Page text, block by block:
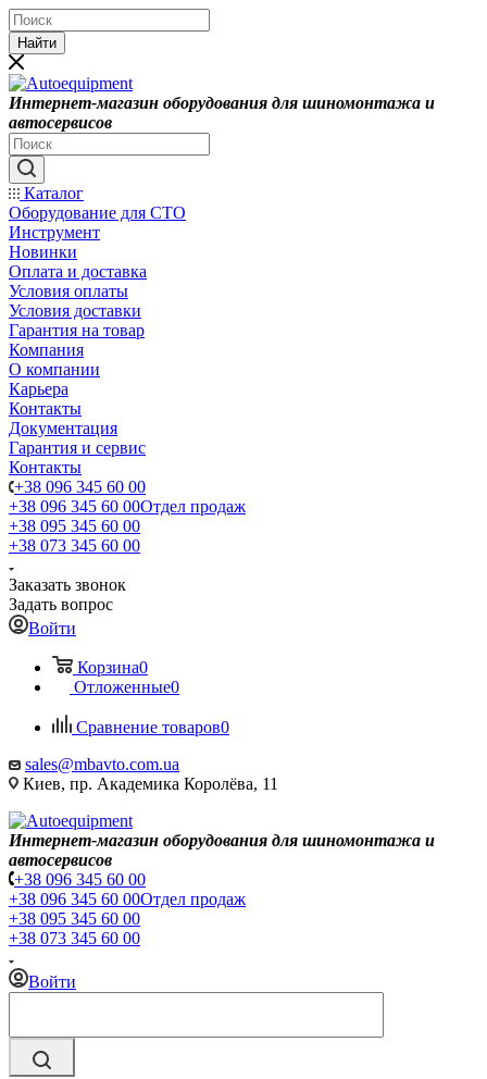
Найти
Интернет-магазин оборудования для шиномонтажа и
автосервисов
Каталог
Оборудование для СТО
Инструмент
Новинки
Оплата и доставка
Условия оплаты
Условия доставки
Гарантия на товар
Компания
О компании
Карьера
Контакты
Документация
Гарантия и сервис
Контакты
+38 096 345 60 00
+38 096 345 60 00Отдел продаж
+38 095 345 60 00
+38 073 345 60 00
Заказать звонок
Задать вопрос
Войти
Корзина0
Отложенные0
Сравнение товаров0
sales@mbavto.com.ua
Киев, пр. Академика Королёва, 11
Интернет-магазин оборудования для шиномонтажа и
автосервисов
+38 096 345 60 00
+38 096 345 60 00Отдел продаж
+38 095 345 60 00
+38 073 345 60 00
Войти